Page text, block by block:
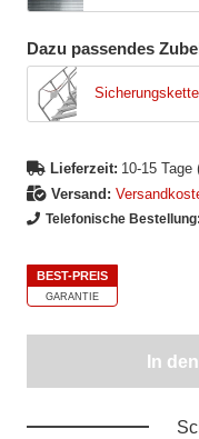
Dazu passendes
Lieferzeit: 10-15 Tage
Versand:
Telefonische Bestellung:
BEST-PREIS
GARANTIE
In